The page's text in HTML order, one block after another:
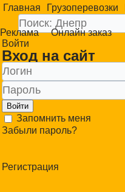
Главная Грузоперевозки
Реклама
Онлайн заказ
Войти
Вход на сайт
Войти
Запомнить меня
Забыли пароль?
Регистрация